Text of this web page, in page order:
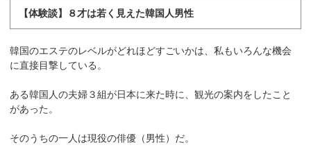
【体験談】８才は若く見えた韓国人男性
韓国のエステのレベルがどれほどすごいかは、私もいろんな機会
に直接目撃している。
ある韓国人の夫婦３組が日本に来た時に、観光の案内をしたこと
があった。
そのうちの一人は現役の俳優（男性）だ。